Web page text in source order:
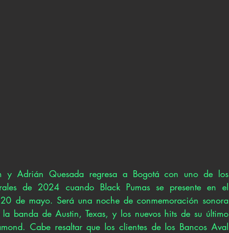
y Adrián Quesada regresa a Bogotá con uno de los
de 2024 cuando Black Pumas se presente en el
de mayo. Será una noche de conmemoración sonora
banda de Austin, Texas, y los nuevos hits de su último
Cabe resaltar que los clientes de los Bancos Aval